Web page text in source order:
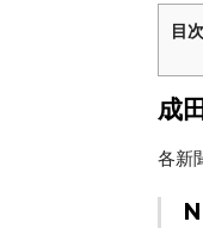
目次
成
各新